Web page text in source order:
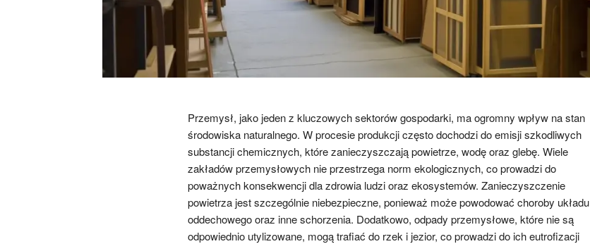
Przemysł, jako jeden z kluczowych sektorów gospodarki, ma ogromny wpływ na stan
środowiska naturalnego. W procesie produkcji często dochodzi do emisji szkodliwych
substancji chemicznych, które zanieczyszczają powietrze, wodę oraz glebę. Wiele
zakładów przemysłowych nie przestrzega norm ekologicznych, co prowadzi do
poważnych konsekwencji dla zdrowia ludzi oraz ekosystemów. Zanieczyszczenie
powietrza jest szczególnie niebezpieczne, ponieważ może powodować choroby układu
oddechowego oraz inne schorzenia. Dodatkowo, odpady przemysłowe, które nie są
odpowiednio utylizowane, mogą trafiać do rzek i jezior, co prowadzi do ich eutrofizacji